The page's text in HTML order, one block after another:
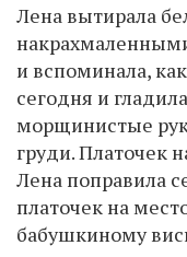
Лена вытирала
и вспоминала,
сегодня и
морщинистые
груди. Платочек
Лена поправила
платочек на
бабушкиному